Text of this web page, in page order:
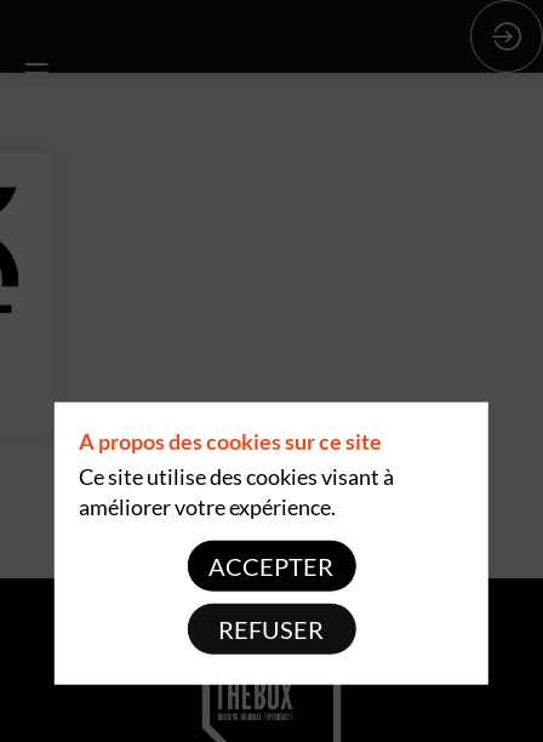
A propos des cookies sur ce site
Ce site utilise des cookies visant à
améliorer votre expérience.
ACCEPTER
REFUSER